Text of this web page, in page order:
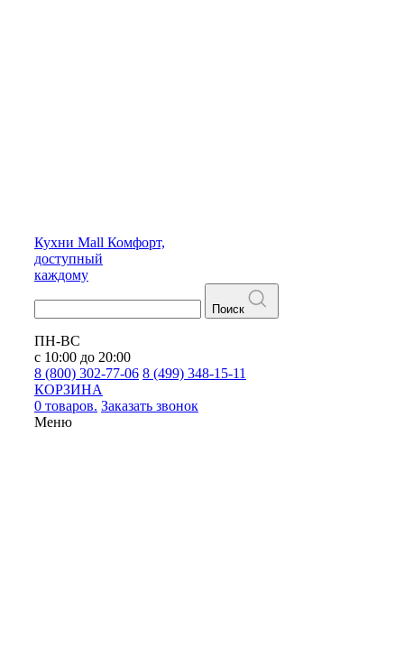
Кухни Mall Комфорт,
доступный
каждому
Поиск
ПН-ВС
с 10:00 до 20:00
8 (800) 302-77-06 8 (499) 348-15-11
КОРЗИНА
0 товаров. Заказать звонок
Меню